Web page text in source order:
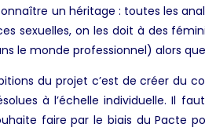
un héritage : toutes les
sexuelles, on les doit à des
le monde professionnel) alors
du projet c’est de créer du
à l’échelle individuelle. Il
faire par le biais du Pacte